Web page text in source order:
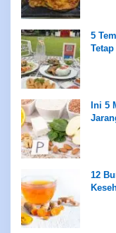
5
Ini 5
12